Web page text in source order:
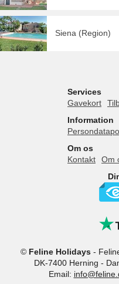
Siena (Region)
Services
Gavekort
Information
Om os
Kontakt
Om
© Feline Holidays-
DK-7400 Herning -
Email: